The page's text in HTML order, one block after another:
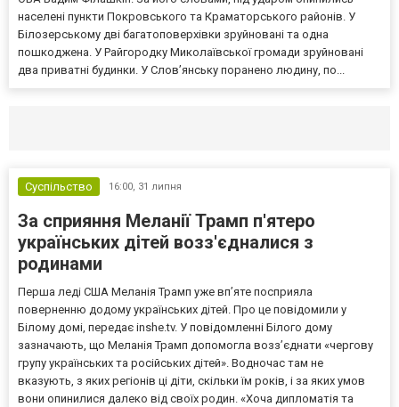
населені пункти Покровського та Краматорського районів. У
Білозерському дві багатоповерхівки зруйновані та одна
пошкоджена. У Райгородку Миколаївської громади зруйновані
два приватні будинки. У Слов’янську поранено людину, по...
Суспільство 16:00, 31 липня
За сприяння Меланії Трамп п'ятеро
українських дітей возз'єдналися з
родинами
Перша леді США Меланія Трамп уже впʼяте посприяла
поверненню додому українських дітей. Про це повідомили у
Білому домі, передає inshe.tv. У повідомленні Білого дому
зазначають, що Меланія Трамп допомогла возз’єднати «чергову
групу українських та російських дітей». Водночас там не
вказують, з яких регіонів ці діти, скільки їм років, і за яких умов
вони опинилися далеко від своїх родин. «Хоча дипломатія та